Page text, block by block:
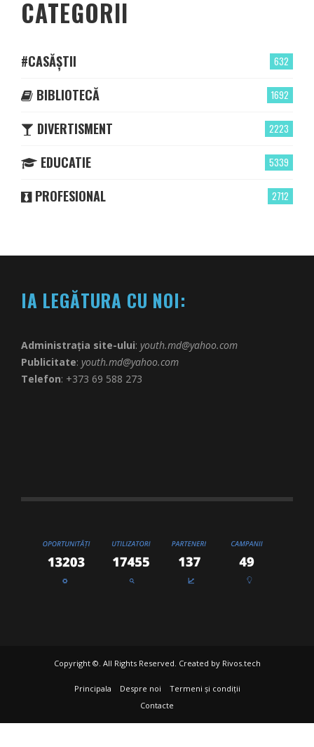
CATEGORII
632
#CASĂȘTII
1692
BIBLIOTECĂ
2223
DIVERTISMENT
5339
EDUCATIE
2712
PROFESIONAL
IA LEGĂTURA CU NOI:
Administrația site-ului: youth.md@yahoo.com
Publicitate: youth.md@yahoo.com
Telefon: +373 69 588 273
Copyright ©. All Rights Reserved. Created by Rivos.tech
Principala Despre noi
Termeni și condiții
Contacte